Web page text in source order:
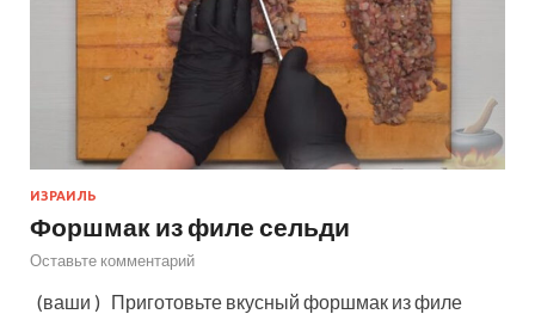
ИЗРАИЛЬ
Форшмак из филе сельди
Оставьте комментарий
(ваши ) Приготовьте вкусный форшмак из филе